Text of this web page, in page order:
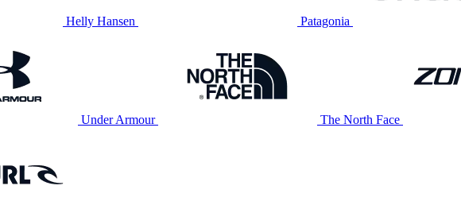
Helly Hansen Patagonia
Under Armour The North Face